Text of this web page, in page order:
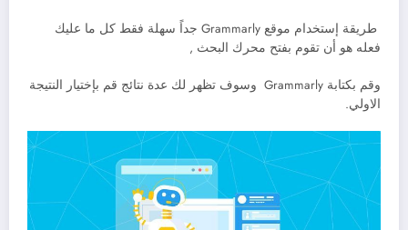
طريقة إستخدام موقع Grammarly جداً سهلة فقط كل ما عليك
فعله هو أن تقوم بفتح محرك البحث ,
وقم بكتابة Grammarly وسوف تظهر لك عدة نتائج قم بإختيار النتيجة
الاولي.